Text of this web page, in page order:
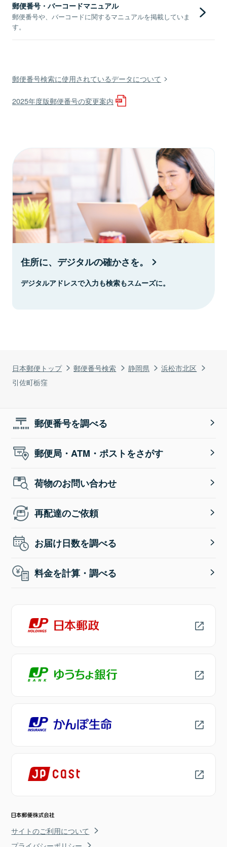
日本郵便トップ 郵便番号検索 静岡県
浜松市北区
引佐町栃窪
郵便番号・バーコードマニュアル
郵便番号や、バーコードに関するマニュアルを掲載していま
す。
郵便番号検索に使用されているデータについて
2025年度版郵便番号の変更案内
住所に、デジタルの確かさを。
デジタルアドレスで入力も検索もスムーズに。
郵便番号を調べる
郵便局・ATM・ポストをさがす
荷物のお問い合わせ
再配達のご依頼
お届け日数を調べる
料金を計算・調べる
サイトのご利用について